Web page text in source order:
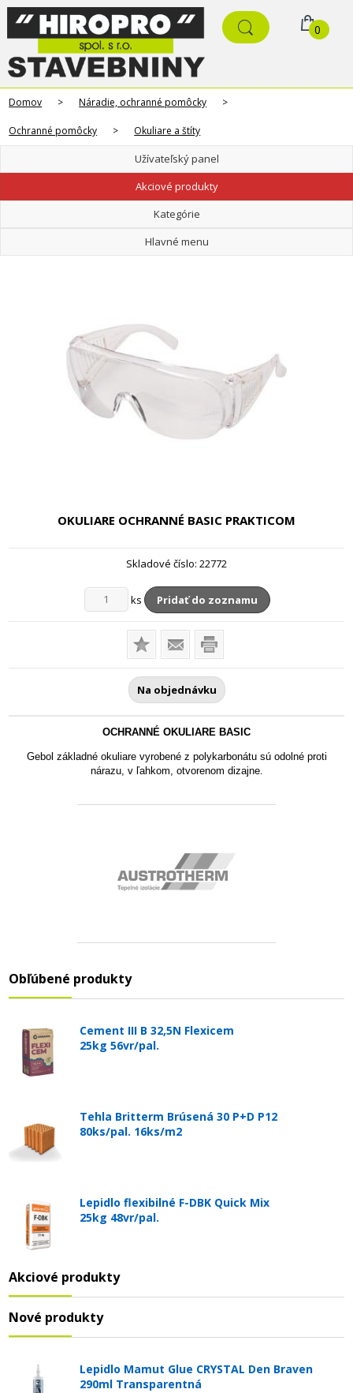
0
Domov > Náradie, ochranné pomôcky >
Ochranné pomôcky > Okuliare a štíty
Užívateľský panel
Akciové produkty
Kategórie
Hlavné menu
OKULIARE OCHRANNÉ BASIC PRAKTICOM
Skladové číslo: 22772
ks Pridať do zoznamu
Na objednávku
OCHRANNÉ OKULIARE BASIC
Gebol základné okuliare vyrobené z polykarbonátu sú odolné proti
nárazu, v ľahkom, otvorenom dizajne.
Obľúbené produkty
Cement III B 32,5N Flexicem
25kg 56vr/pal.
Tehla Britterm Brúsená 30 P+D P12
80ks/pal. 16ks/m2
Lepidlo flexibilné F-DBK Quick Mix
25kg 48vr/pal.
Akciové produkty
Nové produkty
Lepidlo Mamut Glue CRYSTAL Den Braven
290ml Transparentná